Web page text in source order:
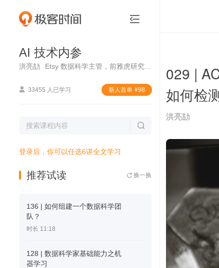

AI 技术内参
洪亮劼
 33455 人已学习 新⼈⾸单 ¥98

登录后，你可以任选6讲全文学习
推荐试读  换一换
136 | 如何组建一个数据科学团
队？
时长 11:18
128 | 数据科学家基础能力之机
器学习
 AI 技术内参
029 |
如何检
洪亮劼